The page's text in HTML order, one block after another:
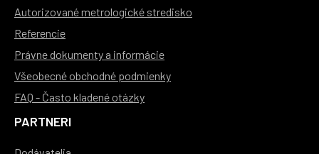
Autorizované metrologické stredisko
Referencie
Právne dokumenty a informácie
Všeobecné obchodné podmienky
FAQ - Často kladené otázky
PARTNERI